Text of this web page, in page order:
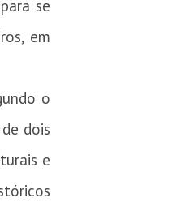
se
em
o
dois
e